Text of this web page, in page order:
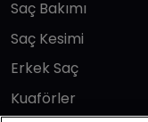
Saç Bakımı
Saç Kesimi
Erkek Saç
Kuaförler